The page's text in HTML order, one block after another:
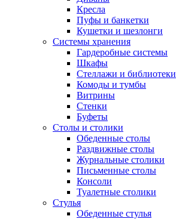
Кресла
Пуфы и банкетки
Кушетки и шезлонги
Системы хранения
Гардеробные системы
Шкафы
Стеллажи и библиотеки
Комоды и тумбы
Витрины
Стенки
Буфеты
Столы и столики
Обеденные столы
Раздвижные столы
Журнальные столики
Письменные столы
Консоли
Туалетные столики
Стулья
Обеденные стулья